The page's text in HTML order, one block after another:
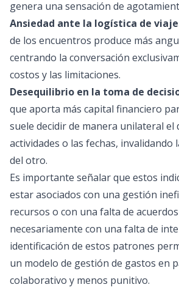
genera una sensación de
Ansiedad ante la logística de
de los encuentros produce más
centrando la conversación
costos y las limitaciones.
Desequilibrio en la toma de
que aporta más capital financiero
suele decidir de manera unilateral el
actividades o las fechas, invalidando
del otro.
Es importante señalar que estos
estar asociados con una gestión
recursos o con una falta de
necesariamente con una falta de
identificación de estos patrones
un modelo de gestión de gastos en
colaborativo y menos punitivo.